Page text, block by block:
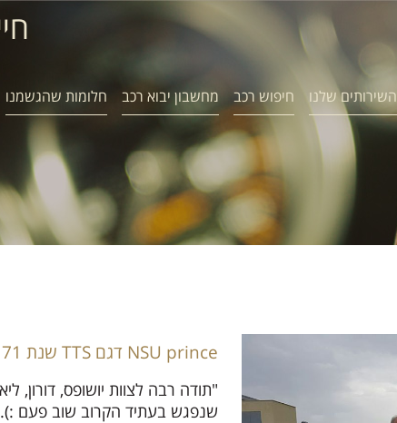
השירותים שלנו חיפוש רכב מחשבון יבוא רכב חלומות שהגשמנו
NSU prince דגם TTS שנת 71
"תודה רבה לצוות יושופס, דורון,
שנפגש בעתיד הקרוב שוב פעם